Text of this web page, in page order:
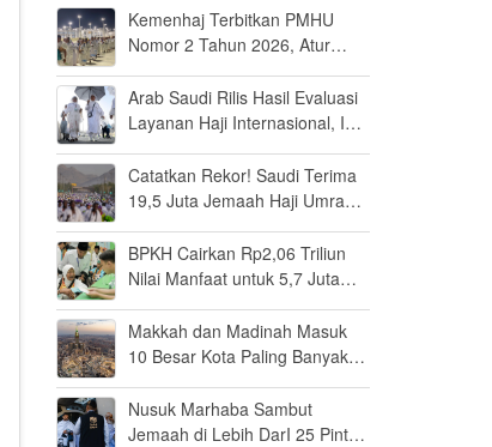
Kemenhaj Terbitkan PMHU
Nomor 2 Tahun 2026, Atur
Umrah
Arab Saudi Rilis Hasil Evaluasi
Layanan Haji Internasional, Ini
Catatkan Rekor! Saudi Terima
19,5 Juta Jemaah Haji Umrah
Tembus 94 Persen
BPKH Cairkan Rp2,06 Triliun
Nilai Manfaat untuk 5,7 Juta
yang Diterima
Makkah dan Madinah Masuk
10 Besar Kota Paling Banyak
Internasional pada 2025
Nusuk Marhaba Sambut
Jemaah di Lebih DarI 25 Pintu